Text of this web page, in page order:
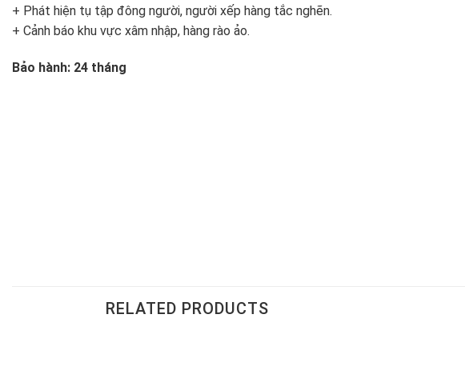
+ Phát hiện tụ tập đông người, người xếp hàng tắc nghẽn.
+ Cảnh báo khu vực xâm nhập, hàng rào ảo.
Bảo hành: 24 tháng
RELATED PRODUCTS